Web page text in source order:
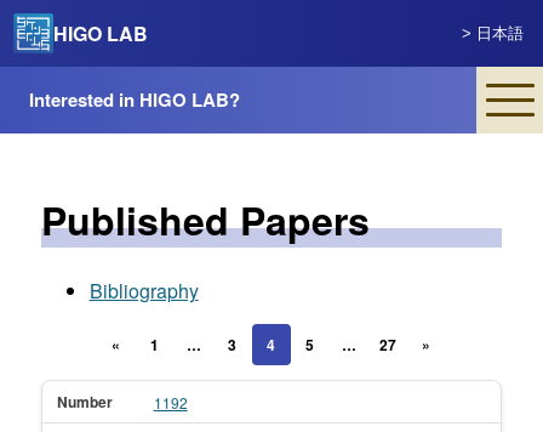
HIGO LAB > 日本語
Interested in HIGO LAB?
Published Papers
Bibliography
« 1 … 3 4 5 … 27 »
Number 1192